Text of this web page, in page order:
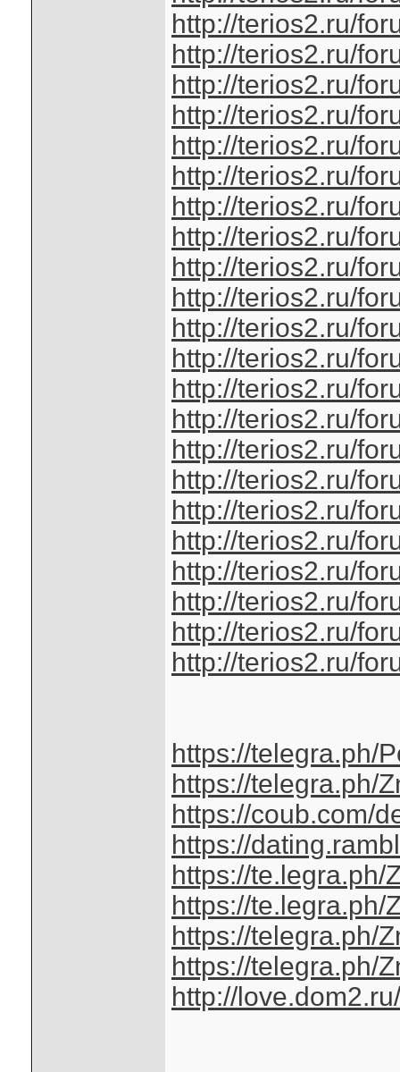
http://terios2.ru/
http://terios2.ru/
http://terios2.ru/
http://terios2.ru/
http://terios2.ru/
http://terios2.ru/
http://terios2.ru/
http://terios2.ru/
http://terios2.ru/
http://terios2.ru/
http://terios2.ru/
http://terios2.ru/
http://terios2.ru/
http://terios2.ru/
http://terios2.ru/
http://terios2.ru/
http://terios2.ru/
http://terios2.ru/
http://terios2.ru/
http://terios2.ru/
http://terios2.ru/
http://terios2.ru/
https://telegra.ph/
https://telegra.ph/
https://coub.com/
https://
https://te.legra.ph/
https://te.legra.ph/
https://telegra.ph/
https://telegra.ph/
http://